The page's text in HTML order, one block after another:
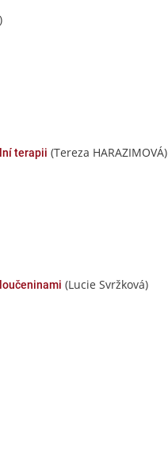
terapii (Tereza HARAZIMOVÁ)
(Lucie Svržková)